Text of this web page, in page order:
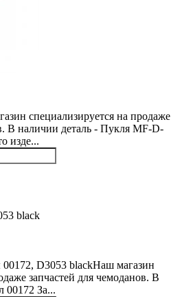
специализируется на продаже
В наличии деталь - Пукля MF-D-
изде...
D3053 blackНаш магазин
запчастей для чемоданов. В
00172 За...